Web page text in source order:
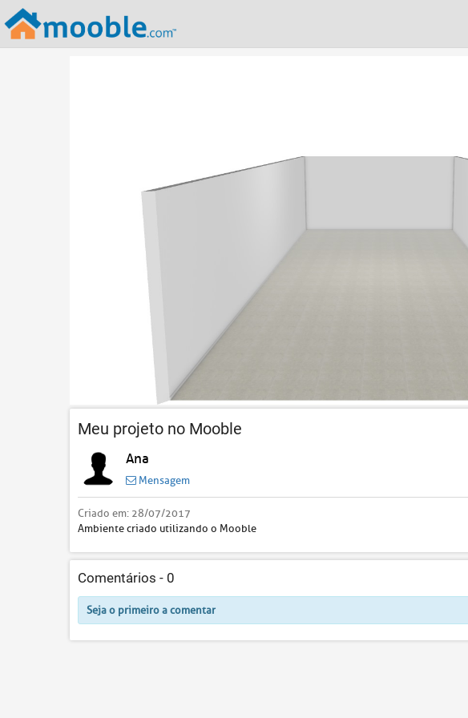
Meu projeto no Mooble
Ana
Mensagem
Criado em: 28/07/2017
Ambiente criado utilizando o Mooble
Comentários - 0
Seja o primeiro a comentar